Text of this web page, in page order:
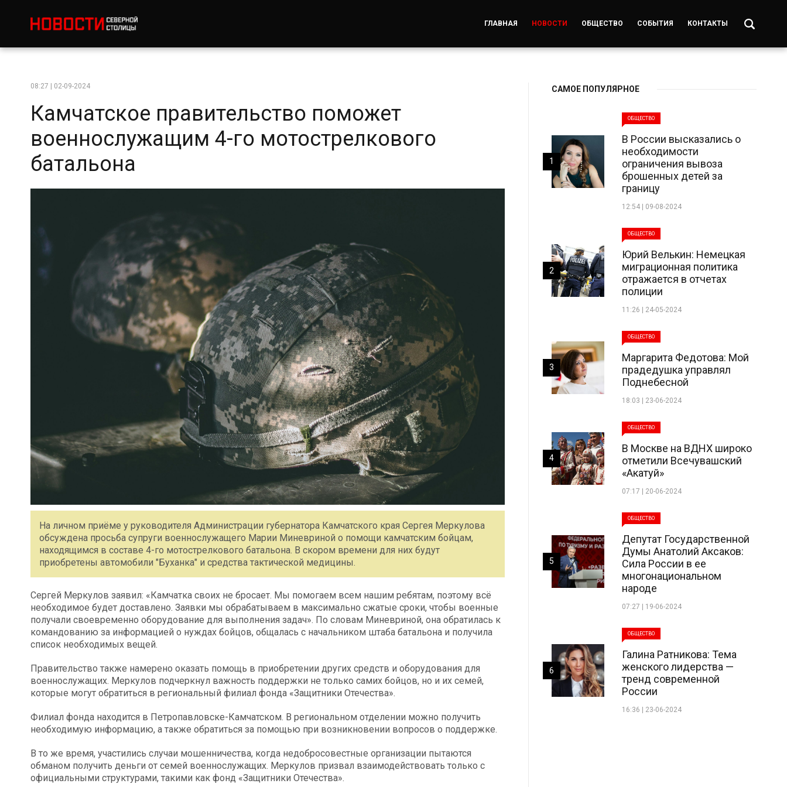
ГЛАВНАЯ НОВОСТИ ОБЩЕСТВО СОБЫТИЯ КОНТАКТЫ
08:27 | 02-09-2024
Камчатское правительство поможет
военнослужащим 4-го мотострелкового
батальона
На личном приёме у руководителя Администрации губернатора Камчатского края Сергея Меркулова
обсуждена просьба супруги военнослужащего Марии Миневриной о помощи камчатским бойцам,
находящимся в составе 4-го мотострелкового батальона. В скором времени для них будут
приобретены автомобили "Буханка" и средства тактической медицины.
Сергей Меркулов заявил: «Камчатка своих не бросает. Мы помогаем всем нашим ребятам, поэтому всё
необходимое будет доставлено. Заявки мы обрабатываем в максимально сжатые сроки, чтобы военные
получали своевременно оборудование для выполнения задач». По словам Миневриной, она обратилась к
командованию за информацией о нуждах бойцов, общалась с начальником штаба батальона и получила
список необходимых вещей.
Правительство также намерено оказать помощь в приобретении других средств и оборудования для
военнослужащих. Меркулов подчеркнул важность поддержки не только самих бойцов, но и их семей,
которые могут обратиться в региональный филиал фонда «Защитники Отечества».
Филиал фонда находится в Петропавловске-Камчатском. В региональном отделении можно получить
необходимую информацию, а также обратиться за помощью при возникновении вопросов о поддержке.
В то же время, участились случаи мошенничества, когда недобросовестные организации пытаются
обманом получить деньги от семей военнослужащих. Меркулов призвал взаимодействовать только с
официальными структурами, такими как фонд «Защитники Отечества».
САМОЕ ПОПУЛЯРНОЕ
ОБЩЕСТВО
В России высказались о
необходимости
ограничения вывоза
брошенных детей за
границу
12:54 | 09-08-2024
1
ОБЩЕСТВО
Юрий Велькин: Немецкая
миграционная политика
отражается в отчетах
полиции
11:26 | 24-05-2024
2
ОБЩЕСТВО
Маргарита Федотова: Мой
прадедушка управлял
Поднебесной
18:03 | 23-06-2024
3
ОБЩЕСТВО
В Москве на ВДНХ широко
отметили Всечувашский
«Акатуй»
07:17 | 20-06-2024
4
ОБЩЕСТВО
Депутат Государственной
Думы Анатолий Аксаков:
Сила России в ее
многонациональном
народе
07:27 | 19-06-2024
5
ОБЩЕСТВО
Галина Ратникова: Тема
женского лидерства —
тренд современной
России
16:36 | 23-06-2024
6